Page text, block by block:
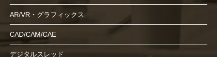
AR/VR・グラフィックス
CAD/CAM/CAE
デジタルスレッド